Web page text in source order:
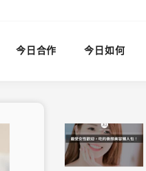
今日合作 今日如何